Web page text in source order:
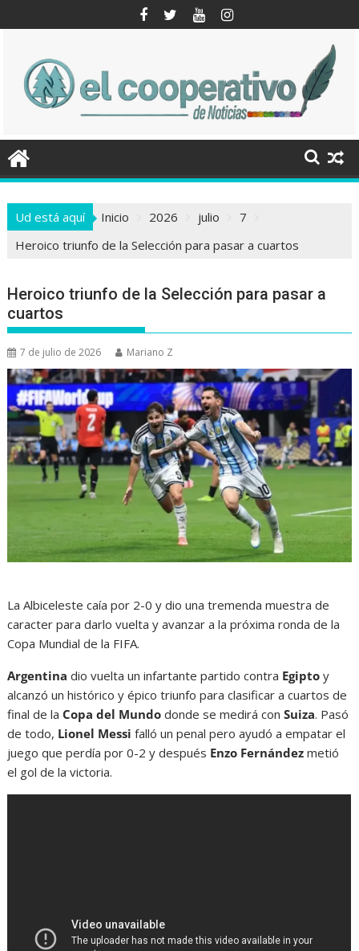
al
Ud está aquí Inicio 2026 julio
7
Heroico triunfo de la Selección para pasar a cuartos
Heroico triunfo de la Selección para pasar a
cuartos
7 de julio de 2026 Mariano Z
La Albiceleste caía por 2-0 y dio una tremenda muestra de
caracter para darlo vuelta y avanzar a la próxima ronda de la
Copa Mundial de la FIFA.
Argentina dio vuelta un infartante partido contra Egiptoy
alcanzó un histórico y épico triunfo para clasificar a cuartos de
final de la Copa del Mundo donde se medirá conSuiza. Pasó
de todo, Lionel Messi falló un penal pero ayudó a empatar el
juego que perdía por 0-2 y después Enzo Fernándezmetió
el gol de la victoria.